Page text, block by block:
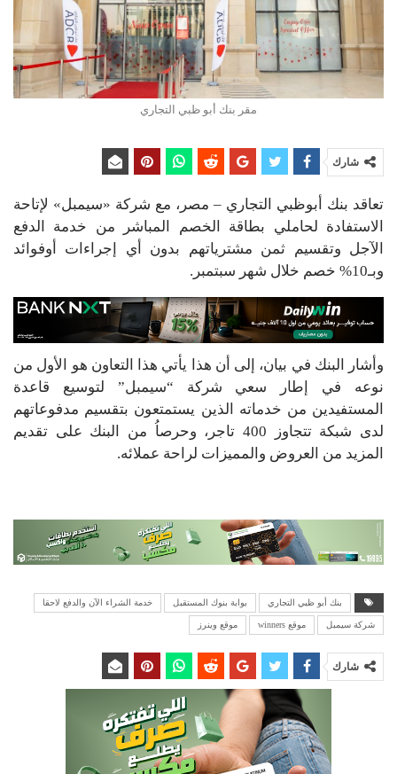
مقر بنك أبو ظبي التجاري
شارك
تعاقد بنك أبوظبي التجاري – مصر، مع شركة «سيمبل» لإتاحة
الاستفادة لحاملي بطاقة الخصم المباشر من خدمة الدفع
الآجل وتقسيم ثمن مشترياتهم بدون أي إجراءات أوفوائد
وبـ10% خصم خلال شهر سبتمبر.
وأشار البنك في بيان، إلى أن هذا يأتي هذا التعاون هو الأول من
نوعه في إطار سعي شركة “سيمبل” لتوسيع قاعدة
المستفيدين من خدماته الذين يستمتعون بتقسيم مدفوعاتهم
لدى شبكة تتجاوز 400 تاجر، وحرصاُ من البنك على تقديم
المزيد من العروض والمميزات لراحة عملائه.
بنك أبو ظبي التجاري بوابة بنوك المستقبل خدمة الشراء الآن والدفع لاحقا
شركة سيمبل موقع winners موقع وينرز
شارك